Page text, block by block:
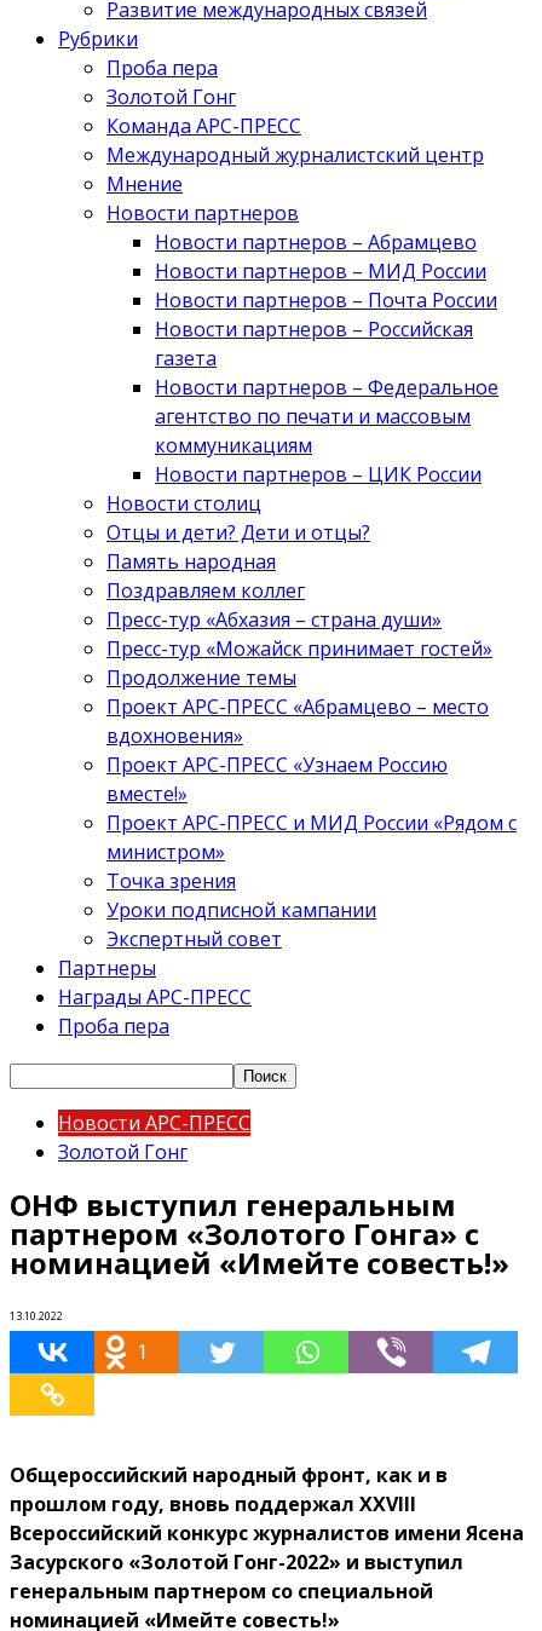
Развитие международных связей
Рубрики
Проба пера
Золотой Гонг
Команда АРС-ПРЕСС
Международный журналистский центр
Мнение
Новости партнеров
Новости партнеров – Абрамцево
Новости партнеров – МИД России
Новости партнеров – Почта России
Новости партнеров – Российская
газета
Новости партнеров – Федеральное
агентство по печати и массовым
коммуникациям
Новости партнеров – ЦИК России
Новости столиц
Отцы и дети? Дети и отцы?
Память народная
Поздравляем коллег
Пресс-тур «Абхазия – страна души»
Пресс-тур «Можайск принимает гостей»
Продолжение темы
Проект АРС-ПРЕСС «Абрамцево – место
вдохновения»
Проект АРС-ПРЕСС «Узнаем Россию
вместе!»
Проект АРС-ПРЕСС и МИД России «Рядом с
министром»
Точка зрения
Уроки подписной кампании
Экспертный совет
Партнеры
Награды АРС-ПРЕСС
Проба пера
Новости АРС-ПРЕСС
Золотой Гонг
ОНФ выступил генеральным
партнером «Золотого Гонга» с
номинацией «Имейте совесть!»
13.10.2022
1
Общероссийский народный фронт, как и в
прошлом году, вновь поддержал XXVIII
Всероссийский конкурс журналистов имени Ясена
Засурского «Золотой Гонг-2022» и выступил
генеральным партнером со специальной
номинацией «Имейте совесть!»